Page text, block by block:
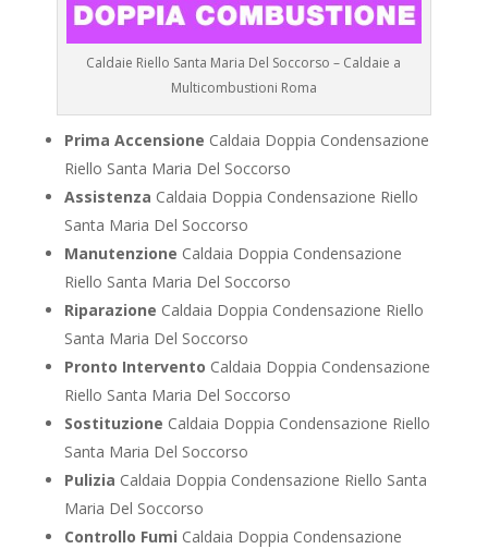
Caldaie Riello Santa Maria Del Soccorso – Caldaie a
Multicombustioni Roma
Prima Accensione Caldaia Doppia Condensazione
Riello Santa Maria Del Soccorso
Assistenza Caldaia Doppia Condensazione Riello
Santa Maria Del Soccorso
Manutenzione Caldaia Doppia Condensazione
Riello Santa Maria Del Soccorso
Riparazione Caldaia Doppia Condensazione Riello
Santa Maria Del Soccorso
Pronto Intervento Caldaia Doppia Condensazione
Riello Santa Maria Del Soccorso
Sostituzione Caldaia Doppia Condensazione Riello
Santa Maria Del Soccorso
Pulizia Caldaia Doppia Condensazione Riello Santa
Maria Del Soccorso
Controllo Fumi Caldaia Doppia Condensazione